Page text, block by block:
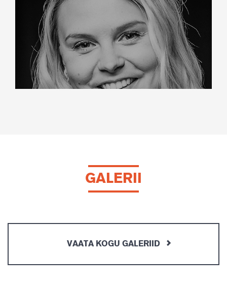
GALERII
VAATA KOGU GALERIID